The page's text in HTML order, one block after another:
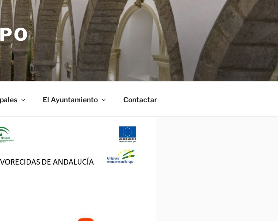
El Ayuntamiento Contactar